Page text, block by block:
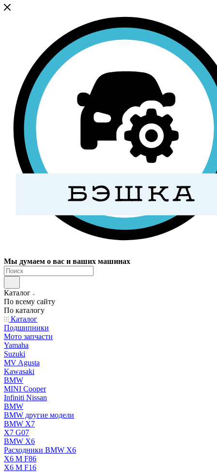
Мы думаем о вас и ваших машинах
Каталог
По всему сайту
По каталогу
Каталог
Подшипники
Мото запчасти
Yamaha
Suzuki
MV Agusta
Kawasaki
BMW
MINI Cooper
Infiniti Nissan
BMW
BMW другие модели
BMW X7
X7 G07
BMW X6
Расходники BMW X6
X6 M F86
X6 M F16